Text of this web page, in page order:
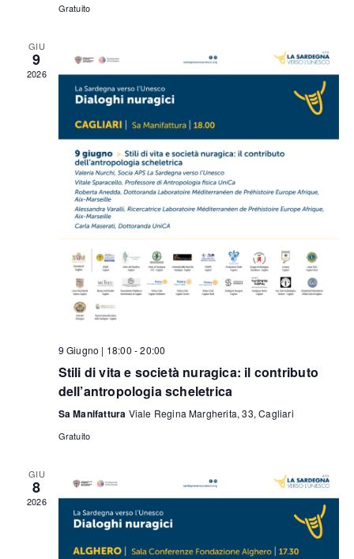
Gratuito
GIU
9
2026
9 Giugno | 18:00 -20:00
Stili di vita e società nuragica: il contributo
dell’antropologia scheletrica
Sa Manifattura Viale Regina Margherita, 33, Cagliari
Gratuito
GIU
8
2026